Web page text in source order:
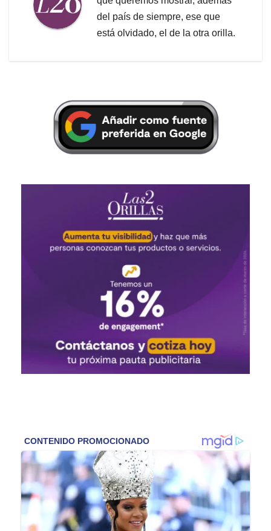
del país de siempre, ese que
está olvidado, el de la otra orilla.